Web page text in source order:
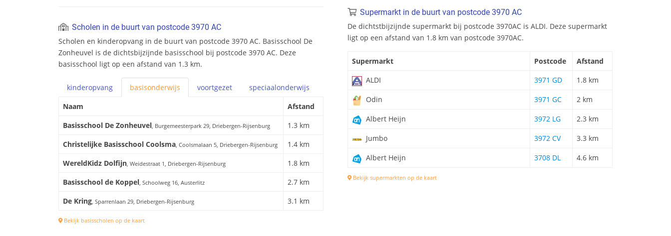
Scholen in de buurt van postcode 3970 AC
Scholen en kinderopvang in de buurt van postcode 3970 AC. Basisschool De
Zonheuvel is de dichtsbijzijnde basisschool bij postcode 3970 AC. Deze
basisschool ligt op een afstand van 1.3 km.
kinderopvang basisonderwijs voortgezet speciaalonderwijs
Naam
Afstand
Basisschool De Zonheuvel, Burgemeesterpark 29, Driebergen-Rijsenburg
1.3 km
Christelijke Basisschool Coolsma, Coolsmalaan 5, Driebergen-Rijsenburg
1.4 km
WereldKidz Dolfijn, Weidestraat 1, Driebergen-Rijsenburg
1.8 km
Basisschool de Koppel, Schoolweg 16, Austerlitz
2.7 km
De Kring, Sparrenlaan 29, Driebergen-Rijsenburg 3.1 km
Bekijk basisscholen op de kaart
Supermarkt in de buurt van postcode 3970 AC
De dichtstbijzijnde supermarkt bij postcode 3970AC is ALDI. Deze supermarkt
ligt op een afstand van 1.8 km van postcode 3970AC.
Supermarkt Postcode
Afstand
ALDI
3971 GD 1.8 km
Odin 3971 GC 2 km
Albert Heijn 3972 LG 2.3 km
Jumbo 3972 CV 3.3 km
Albert Heijn 3708 DL 4.6 km
Bekijk supermarkten op de kaart